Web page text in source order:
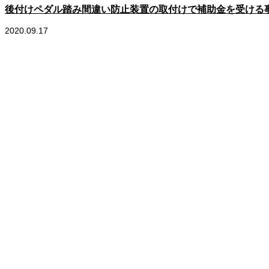
後付けペダル踏み間違い防止装置の取付けで補助金を受ける
2020.09.17